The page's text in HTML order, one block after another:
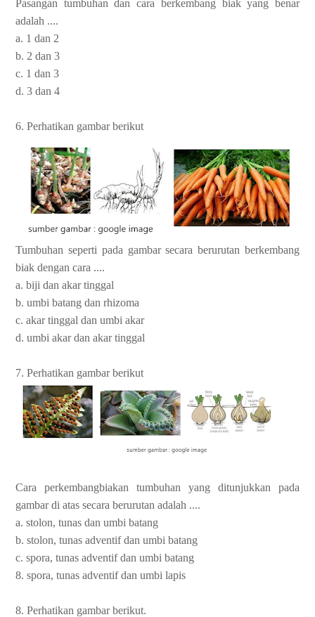
Pasangan tumbuhan dan cara berkembang biak yang benar
adalah ....
a. 1 dan 2
b. 2 dan 3
c. 1 dan 3
d. 3 dan 4
6. Perhatikan gambar berikut
Tumbuhan seperti pada gambar secara berurutan berkembang
biak dengan cara ....
a. biji dan akar tinggal
b. umbi batang dan rhizoma
c. akar tinggal dan umbi akar
d. umbi akar dan akar tinggal
7. Perhatikan gambar berikut
Cara perkembangbiakan tumbuhan yang ditunjukkan pada
gambar di atas secara berurutan adalah ....
a. stolon, tunas dan umbi batang
b. stolon, tunas adventif dan umbi batang
c. spora, tunas adventif dan umbi batang
8. spora, tunas adventif dan umbi lapis
8. Perhatikan gambar berikut.